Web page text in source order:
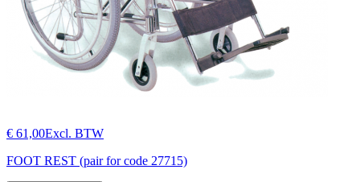
€ 61,00Excl. BTW
FOOT REST (pair for code 27715)